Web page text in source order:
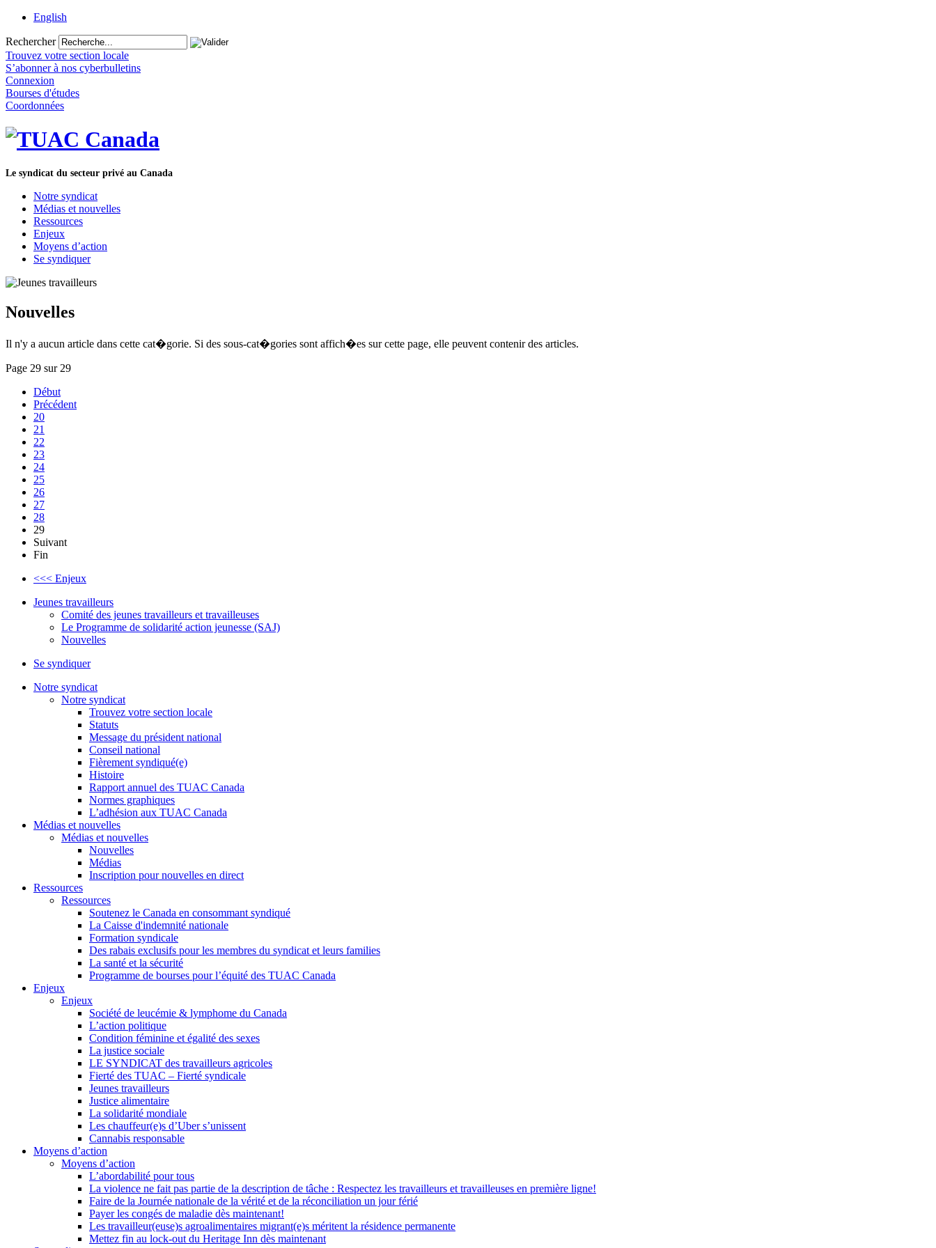
English
Rechercher
Trouvez votre section locale
S’abonner à nos cyberbulletins
Connexion
Bourses d'études
Coordonnées
Le syndicat du secteur privé au Canada
Notre syndicat
Médias et nouvelles
Ressources
Enjeux
Moyens d’action
Se syndiquer
Nouvelles
Il n'y a aucun article dans cette cat�gorie. Si des sous-cat�gories sont affich�es sur cette page, elle peuvent contenir des articles.
Page 29 sur 29
Début
Précédent
20
21
22
23
24
25
26
27
28
29
Suivant
Fin
<<< Enjeux
Jeunes travailleurs
Comité des jeunes travailleurs et travailleuses
Le Programme de solidarité action jeunesse (SAJ)
Nouvelles
Se syndiquer
Notre syndicat
Notre syndicat
Trouvez votre section locale
Statuts
Message du président national
Conseil national
Fièrement syndiqué(e)
Histoire
Rapport annuel des TUAC Canada
Normes graphiques
L’adhésion aux TUAC Canada
Médias et nouvelles
Médias et nouvelles
Nouvelles
Médias
Inscription pour nouvelles en direct
Ressources
Ressources
Soutenez le Canada en consommant syndiqué
La Caisse d'indemnité nationale
Formation syndicale
Des rabais exclusifs pour les membres du syndicat et leurs families
La santé et la sécurité
Programme de bourses pour l’équité des TUAC Canada
Enjeux
Enjeux
Société de leucémie & lymphome du Canada
L’action politique
Condition féminine et égalité des sexes
La justice sociale
LE SYNDICAT des travailleurs agricoles
Fierté des TUAC – Fierté syndicale
Jeunes travailleurs
Justice alimentaire
La solidarité mondiale
Les chauffeur(e)s d’Uber s’unissent
Cannabis responsable
Moyens d’action
Moyens d’action
L’abordabilité pour tous
La violence ne fait pas partie de la description de tâche : Respectez les travailleurs et travailleuses en première ligne!
Faire de la Journée nationale de la vérité et de la réconciliation un jour férié
Payer les congés de maladie dès maintenant!
Les travailleur(euse)s agroalimentaires migrant(e)s méritent la résidence permanente
Mettez fin au lock-out du Heritage Inn dès maintenant